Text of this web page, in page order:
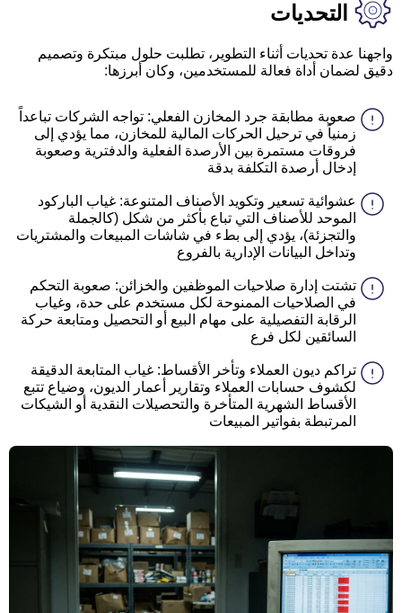
التحديات
واجهنا عدة تحديات أثناء التطوير، تطلبت حلول مبتكرة وتصميم
دقيق لضمان أداة فعالة للمستخدمين، وكان أبرزها:
صعوبة مطابقة جرد المخازن الفعلي: تواجه الشركات تباعداً
زمنياً في ترحيل الحركات المالية للمخازن، مما يؤدي إلى
فروقات مستمرة بين الأرصدة الفعلية والدفترية وصعوبة
إدخال أرصدة التكلفة بدقة
عشوائية تسعير وتكويد الأصناف المتنوعة: غياب الباركود
الموحد للأصناف التي تباع بأكثر من شكل (كالجملة
والتجزئة)، يؤدي إلى بطء في شاشات المبيعات والمشتريات
وتداخل البيانات الإدارية بالفروع
تشتت إدارة صلاحيات الموظفين والخزائن: صعوبة التحكم
في الصلاحيات الممنوحة لكل مستخدم على حدة، وغياب
الرقابة التفصيلية على مهام البيع أو التحصيل ومتابعة حركة
السائقين لكل فرع
تراكم ديون العملاء وتأخر الأقساط: غياب المتابعة الدقيقة
لكشوف حسابات العملاء وتقارير أعمار الديون، وضياع تتبع
الأقساط الشهرية المتأخرة والتحصيلات النقدية أو الشيكات
المرتبطة بفواتير المبيعات